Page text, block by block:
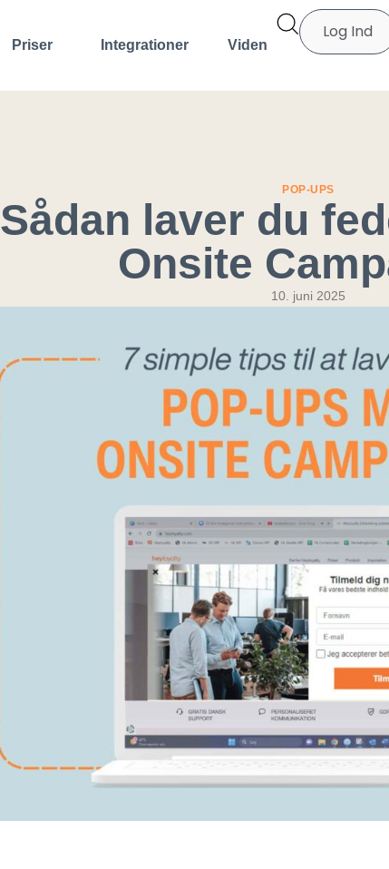
Priser Integrationer Viden
Log Ind
POP-UPS
Sådan laver du
Onsite
10. juni 2025